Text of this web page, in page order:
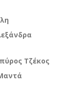
Τζέκος